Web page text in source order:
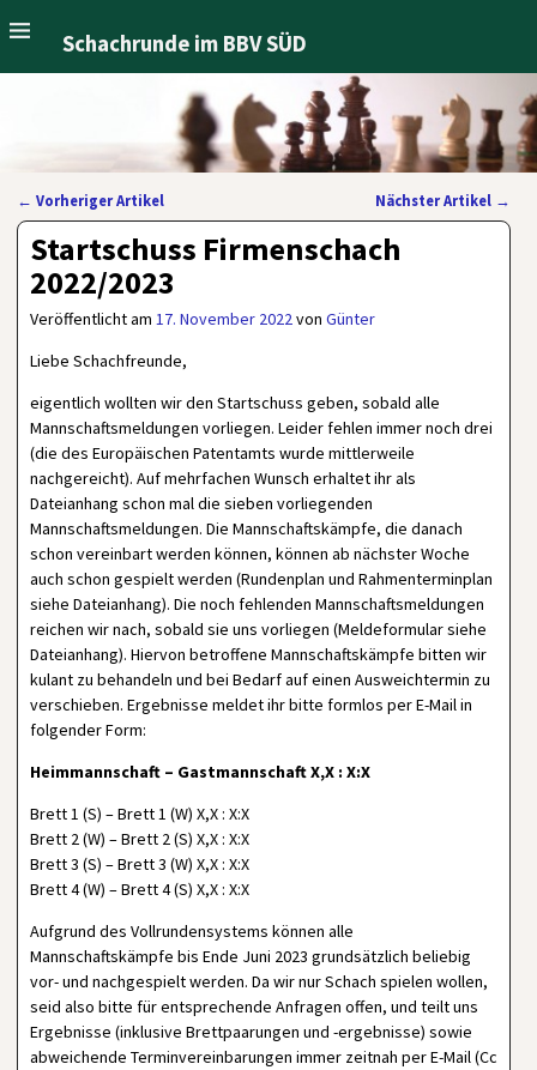
Schachrunde im BBV SÜD
Artikelnavigation
← Vorheriger Artikel Nächster Artikel →
Startschuss Firmenschach
2022/2023
Veröffentlicht am17. November 2022vonGünter
Liebe Schachfreunde,
eigentlich wollten wir den Startschuss geben, sobald alle
Mannschaftsmeldungen vorliegen. Leider fehlen immer noch drei
(die des Europäischen Patentamts wurde mittlerweile
nachgereicht). Auf mehrfachen Wunsch erhaltet ihr als
Dateianhang schon mal die sieben vorliegenden
Mannschaftsmeldungen. Die Mannschaftskämpfe, die danach
schon vereinbart werden können, können ab nächster Woche
auch schon gespielt werden (Rundenplan und Rahmenterminplan
siehe Dateianhang). Die noch fehlenden Mannschaftsmeldungen
reichen wir nach, sobald sie uns vorliegen (Meldeformular siehe
Dateianhang). Hiervon betroffene Mannschaftskämpfe bitten wir
kulant zu behandeln und bei Bedarf auf einen Ausweichtermin zu
verschieben. Ergebnisse meldet ihr bitte formlos per E-Mail in
folgender Form:
Heimmannschaft – Gastmannschaft X,X : X:X
Brett 1 (S) – Brett 1 (W) X,X : X:X
Brett 2 (W) – Brett 2 (S) X,X : X:X
Brett 3 (S) – Brett 3 (W) X,X : X:X
Brett 4 (W) – Brett 4 (S) X,X : X:X
Aufgrund des Vollrundensystems können alle
Mannschaftskämpfe bis Ende Juni 2023 grundsätzlich beliebig
vor- und nachgespielt werden. Da wir nur Schach spielen wollen,
seid also bitte für entsprechende Anfragen offen, und teilt uns
Ergebnisse (inklusive Brettpaarungen und -ergebnisse) sowie
abweichende Terminvereinbarungen immer zeitnah per E-Mail (Cc